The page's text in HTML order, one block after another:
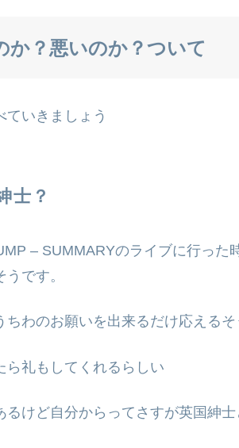
か？悪いのか？ついて
ていきましょう
士？
– SUMMARYのライブに行った
です。
わのお願いを出来るだけ応えるそ
ら礼も してくれるらしい
けど自分からってさすが英国紳